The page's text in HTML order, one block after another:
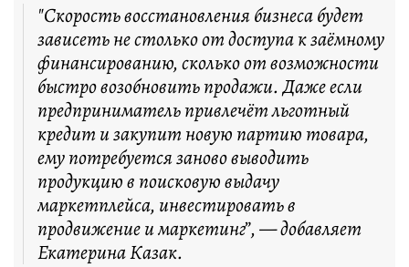
"Скорость восстановления бизнеса будет
зависеть не столько от доступа к заёмному
финансированию, сколько от возможности
быстро возобновить продажи. Даже если
предприниматель привлечёт льготный
кредит и закупит новую партию товара,
ему потребуется заново выводить
продукцию в поисковую выдачу
маркетплейса, инвестировать в
продвижение и маркетинг”, — добавляет
Екатерина Казак.